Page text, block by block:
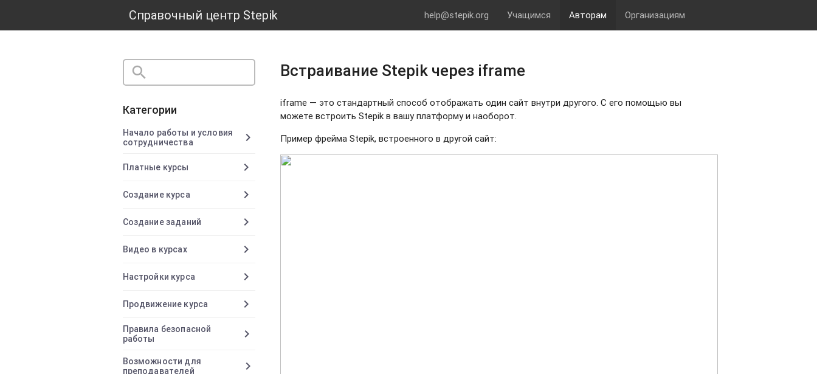
Справочный центр Stepik help@stepik.org Учащимся Авторам Организациям
search
Категории
Начало работы и условия
сотрудничества
chevron_right
Платные курсы chevron_right
Создание курса chevron_right
Создание заданий chevron_right
Видео в курсах chevron_right
Настройки курса chevron_right
Продвижение курса chevron_right
Правила безопасной
работы
chevron_right
Возможности для
преподавателей
chevron_right
Встраивание Stepik через iframe
iframe — это стандартный способ отображать один сайт внутри другого. С его помощью вы
можете встроить Stepik в вашу платформу и наоборот.
Пример фрейма Stepik, встроенного в другой сайт: